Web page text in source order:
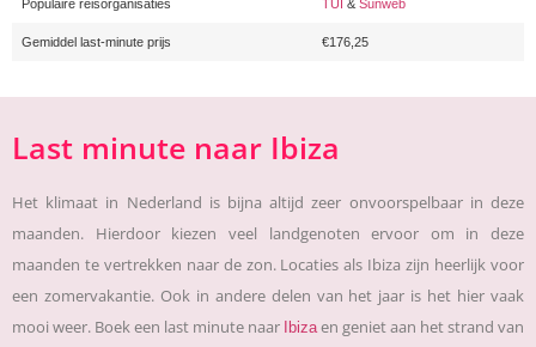
Populaire reisorganisaties TUI & Sunweb
Gemiddel last-minute prijs €176,25
Last minute naar Ibiza
Het klimaat in Nederland is bijna altijd zeer onvoorspelbaar in deze
maanden. Hierdoor kiezen veel landgenoten ervoor om in deze
maanden te vertrekken naar de zon. Locaties als Ibiza zijn heerlijk voor
een zomervakantie. Ook in andere delen van het jaar is het hier vaak
mooi weer. Boek een last minute naar Ibizaen geniet aan het strand van